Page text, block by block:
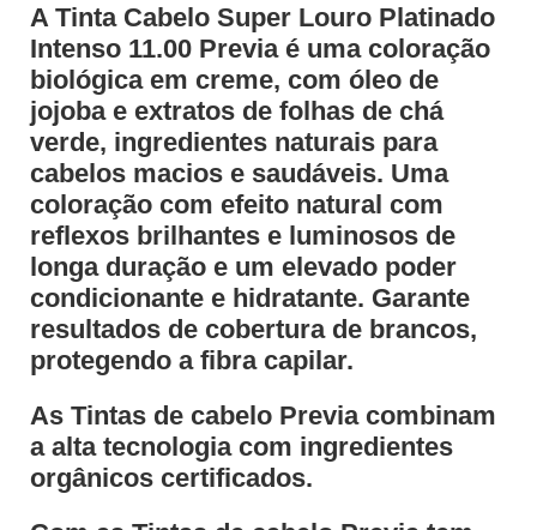
A Tinta Cabelo Super Louro Platinado
Intenso 11.00 Previa é uma coloração
biológica em creme, com óleo de
jojoba e extratos de folhas de chá
verde, ingredientes naturais para
cabelos macios e saudáveis. Uma
coloração com efeito natural com
reflexos brilhantes e luminosos de
longa duração e um elevado poder
condicionante e hidratante. Garante
resultados de cobertura de brancos,
protegendo a fibra capilar.
As Tintas de cabelo Previa combinam
a alta tecnologia com ingredientes
orgânicos certificados.